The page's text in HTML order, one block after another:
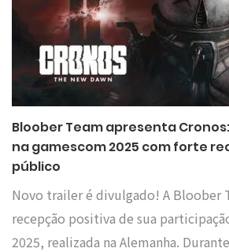
Bloober Team apresenta
na gamescom 2025 com forte
público
Novo trailer é divulgado! A Bloober
recepção positiva de sua
2025, realizada na Alemanha.